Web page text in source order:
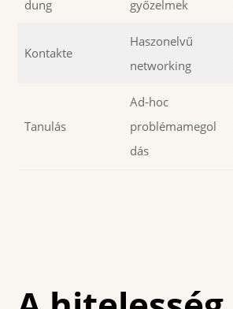
dung
győzelmek
Kontakte
Haszonelvű
networking
Tanulás
Ad-hoc
problémamegol
dás